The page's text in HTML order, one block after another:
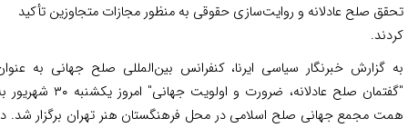
صلح عادلانه و روایت‌سازی حقوقی به منظور مجازات متجاوزین تأکید
گزارش خبرنگار سیاسی ایرنا، کنفرانس بین‌المللی صلح جهانی به عنوان
"گفتمان صلح عادلانه، ضرورت و اولویت جهانی" امروز یکشنبه ۳۰ شهریور به
مجمع جهانی صلح اسلامی در محل فرهنگستان هنر تهران برگزار شد. در